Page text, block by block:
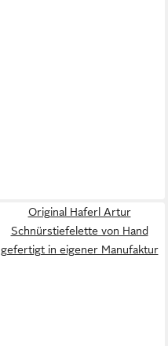
Original Haferl Artur
Schnürstiefelette von Hand
gefertigt in eigener Manufaktur